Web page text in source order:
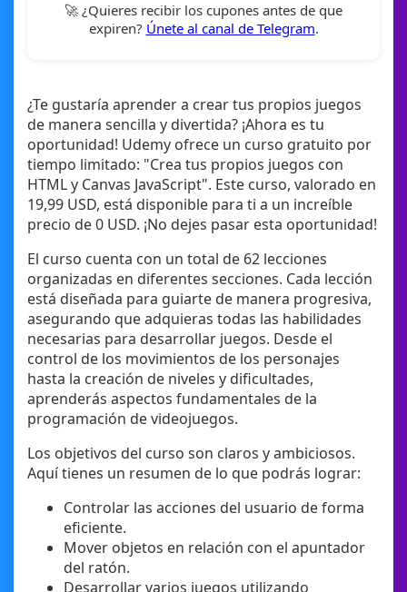
🚀 ¿Quieres recibir los cupones antes de que
expiren? Únete al canal de Telegram.
¿Te gustaría aprender a crear tus propios juegos
de manera sencilla y divertida? ¡Ahora es tu
oportunidad! Udemy ofrece un curso gratuito por
tiempo limitado: "Crea tus propios juegos con
HTML y Canvas JavaScript". Este curso, valorado en
19,99 USD, está disponible para ti a un increíble
precio de 0 USD. ¡No dejes pasar esta oportunidad!
El curso cuenta con un total de 62 lecciones
organizadas en diferentes secciones. Cada lección
está diseñada para guiarte de manera progresiva,
asegurando que adquieras todas las habilidades
necesarias para desarrollar juegos. Desde el
control de los movimientos de los personajes
hasta la creación de niveles y dificultades,
aprenderás aspectos fundamentales de la
programación de videojuegos.
Los objetivos del curso son claros y ambiciosos.
Aquí tienes un resumen de lo que podrás lograr:
Controlar las acciones del usuario de forma
eficiente.
Mover objetos en relación con el apuntador
del ratón.
Desarrollar varios juegos utilizando